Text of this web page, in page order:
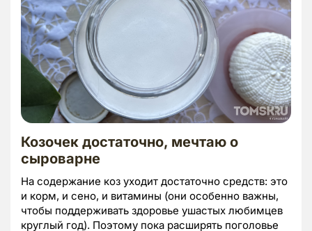
Козочек достаточно, мечтаю о
сыроварне
На содержание коз уходит достаточно средств: это
и корм, и сено, и витамины (они особенно важны,
чтобы поддерживать здоровье ушастых любимцев
круглый год). Поэтому пока расширять поголовье